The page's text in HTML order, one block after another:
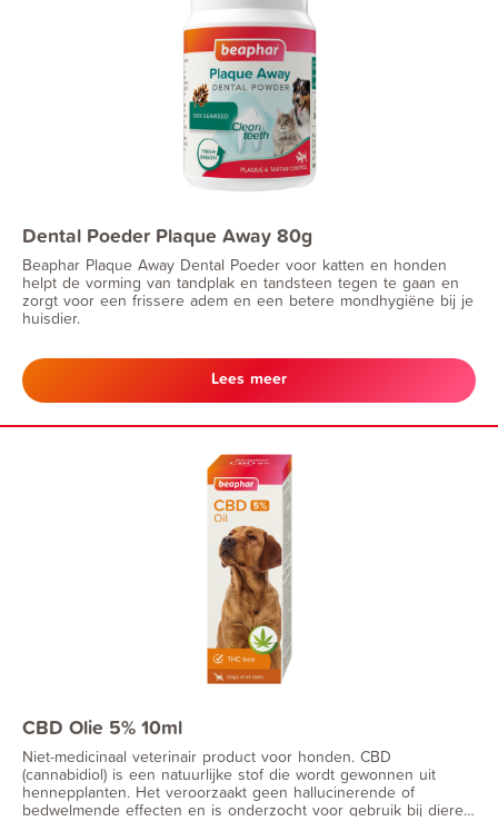
Dental Poeder Plaque Away 80g
Beaphar Plaque Away Dental Poeder voor katten en honden
helpt de vorming van tandplak en tandsteen tegen te gaan en
zorgt voor een frissere adem en een betere mondhygiëne bij je
huisdier.
Lees meer
CBD Olie 5% 10ml
Niet-medicinaal veterinair product voor honden. CBD
(cannabidiol) is een natuurlijke stof die wordt gewonnen uit
hennepplanten. Het veroorzaakt geen hallucinerende of
bedwelmende effecten en is onderzocht voor gebruik bij dieren.